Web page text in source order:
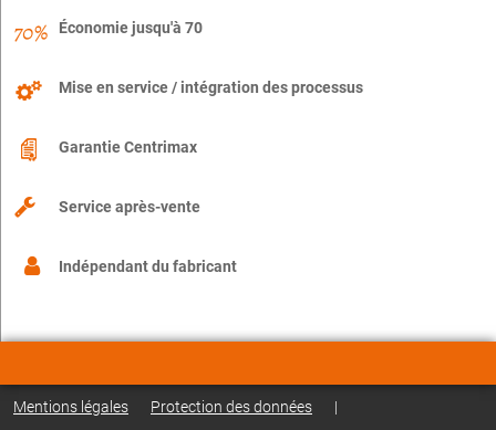
Économie jusqu'à 70
Mise en service / intégration des processus
Garantie Centrimax
Service après-vente
Indépendant du fabricant
Mentions légales Protection des données |